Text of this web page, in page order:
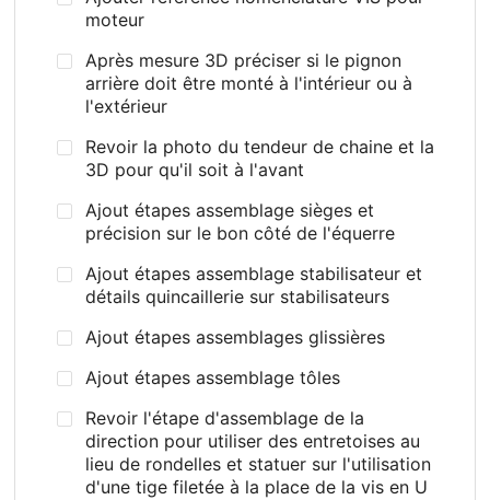
moteur
Après mesure 3D préciser si le pignon
arrière doit être monté à l'intérieur ou à
l'extérieur
Revoir la photo du tendeur de chaine et la
3D pour qu'il soit à l'avant
Ajout étapes assemblage sièges et
précision sur le bon côté de l'équerre
Ajout étapes assemblage stabilisateur et
détails quincaillerie sur stabilisateurs
Ajout étapes assemblages glissières
Ajout étapes assemblage tôles
Revoir l'étape d'assemblage de la
direction pour utiliser des entretoises au
lieu de rondelles et statuer sur l'utilisation
d'une tige filetée à la place de la vis en U